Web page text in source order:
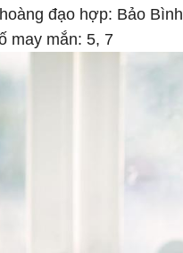
đạo hợp: Bảo Bình
may mắn: 5, 7